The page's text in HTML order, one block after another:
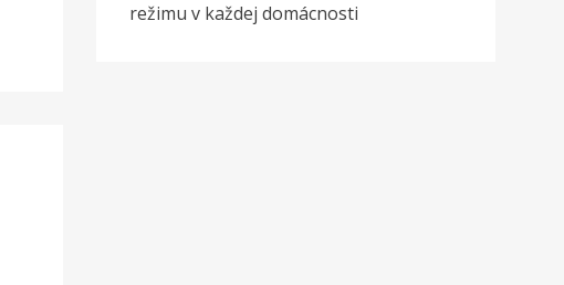
režimu v každej domácnosti